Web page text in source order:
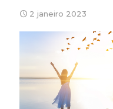
2 janeiro 2023